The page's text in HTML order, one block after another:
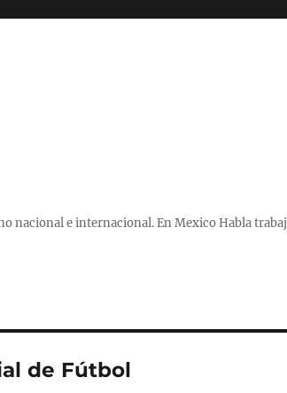
nacional e internacional. En Mexico Habla
de Fútbol